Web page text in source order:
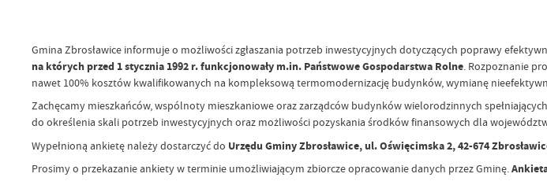
Gmina Zbrosławice informuje o możliwości zgłaszania potrzeb inwestycyjnych dotyczących poprawy
na których przed 1 stycznia 1992 r. funkcjonowały m.in. Państwowe Gospodarstwa Rolne. Rozpoznanie
nawet 100% kosztów kwalifikowanych na kompleksową termomodernizację budynków, wymianę
Zachęcamy mieszkańców, wspólnoty mieszkaniowe oraz zarządców budynków wielorodzinnych
do określenia skali potrzeb inwestycyjnych oraz możliwości pozyskania środków finansowych dla
Wypełnioną ankietę należy dostarczyć do Urzędu Gminy Zbrosławice, ul. Oświęcimska 2, 42-674
Prosimy o przekazanie ankiety w terminie umożliwiającym zbiorcze opracowanie danych przez Gminę.